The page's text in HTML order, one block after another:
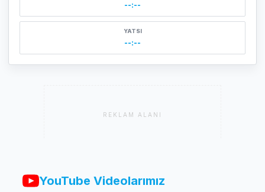
--:--
YATSI
--:--
REKLAM ALANI
YouTube Videolarımız